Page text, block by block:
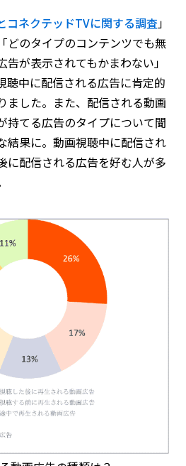
コネクテッドTVに関する調査」
どのタイプのコンテンツでも無
が表示されてもかまわない」
聴中に配信される広告に肯定的
ました。また、配信される動画
持てる広告のタイプについて聞
結果に。動画視聴中に配信され
に配信される広告を好む人が多